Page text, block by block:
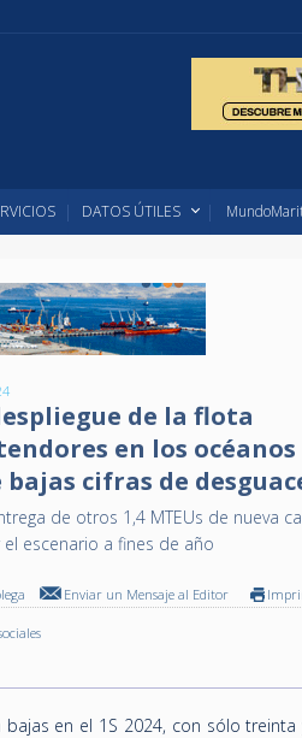
DATOS ÚTILES
de la flota
en los océanos
cifras de
de otros 1,4 MTEUs de nueva
escenario a fines de año
Enviar un Mensaje al Editor
en el 1S 2024, con sólo treinta